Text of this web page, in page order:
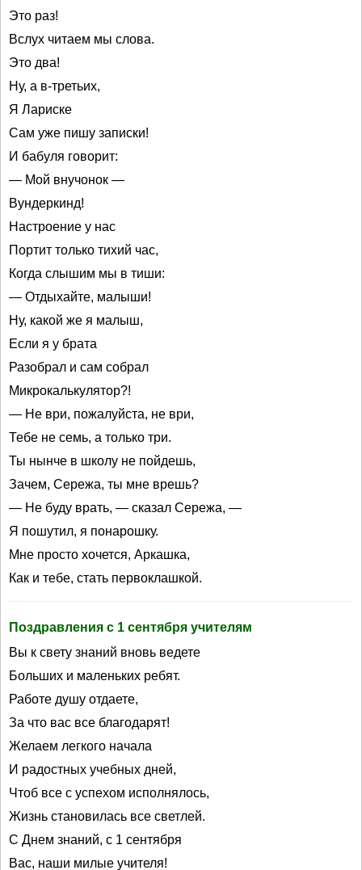
Это раз!
Вслух читаем мы слова.
Это два!
Ну, а в-третьих,
Я Лариске
Сам уже пишу записки!
И бабуля говорит:
— Мой внучонок —
Вундеркинд!
Настроение у нас
Портит только тихий час,
Когда слышим мы в тиши:
— Отдыхайте, малыши!
Ну, какой же я малыш,
Если я у брата
Разобрал и сам собрал
Микрокалькулятор?!
— Не ври, пожалуйста, не ври,
Тебе не семь, а только три.
Ты нынче в школу не пойдешь,
Зачем, Сережа, ты мне врешь?
— Не буду врать, — сказал Сережа, —
Я пошутил, я понарошку.
Мне просто хочется, Аркашка,
Как и тебе, стать первоклашкой.
Поздравления с 1 сентября учителям
Вы к свету знаний вновь ведете
Больших и маленьких ребят.
Работе душу отдаете,
За что вас все благодарят!
Желаем легкого начала
И радостных учебных дней,
Чтоб все с успехом исполнялось,
Жизнь становилась все светлей.
С Днем знаний, с 1 сентября
Вас, наши милые учителя!